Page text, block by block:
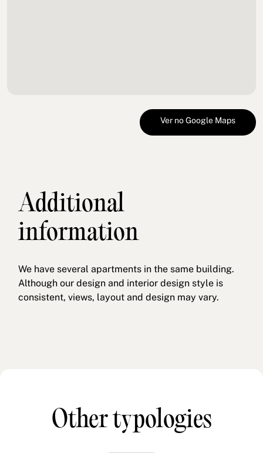
Ver no Google Maps
Additional
information
We have several apartments in the same building.
Although our design and interior design style is
consistent, views, layout and design may vary.
Other typologies